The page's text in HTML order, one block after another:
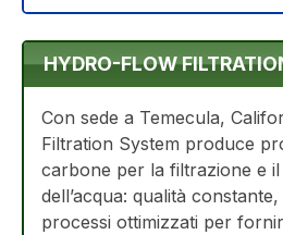
HYDRO-FLOW
Con sede a Temecula,
Filtration System produce
carbone per la filtrazione e
dell’acqua: qualità
processi ottimizzati per